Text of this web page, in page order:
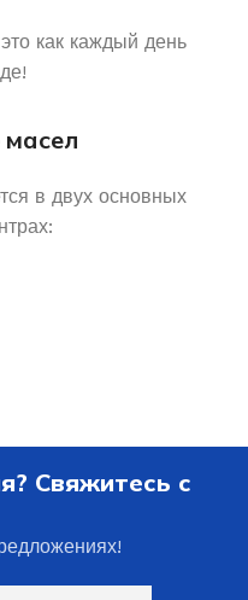
как каждый день
в двух основных
Свяжитесь с